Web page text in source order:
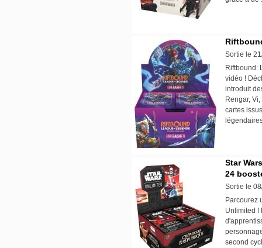
Sortie le
Riftbound:
vidéo !
introduit
Rengar,
cartes
Star
24
Sortie le
Parcourez
Unlimited !
second